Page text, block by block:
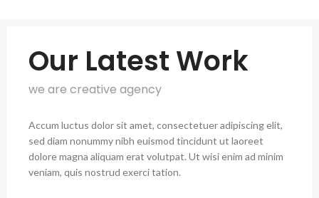
Our Latest Work
we are creative agency
Accum luctus dolor sit amet, consectetuer adipiscing elit,
sed diam nonummy nibh euismod tincidunt ut laoreet
dolore magna aliquam erat volutpat. Ut wisi enim ad minim
veniam, quis nostrud exerci tation.